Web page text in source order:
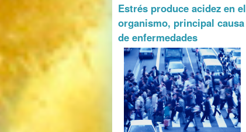
Estrés produce acidez en el
organismo, principal causa
de enfermedades